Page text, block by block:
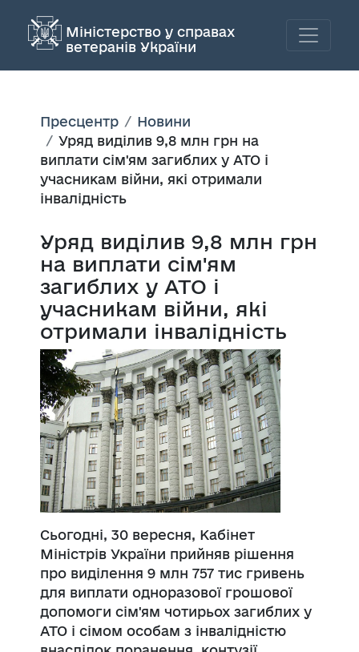
Міністерство у справах
ветеранів України
Пресцентр
Новини
Уряд виділив 9,8 млн грн на
виплати сім'ям загиблих у АТО і
учасникам війни, які отримали
інвалідність
Уряд виділив 9,8 млн грн
на виплати сім'ям
загиблих у АТО і
учасникам війни, які
отримали інвалідність
Сьогодні, 30 вересня, Кабінет
Міністрів України прийняв рішення
про виділення 9 млн 757 тис гривень
для виплати одноразової грошової
допомоги сім'ям чотирьох загиблих у
АТО і сімом особам з інвалідністю